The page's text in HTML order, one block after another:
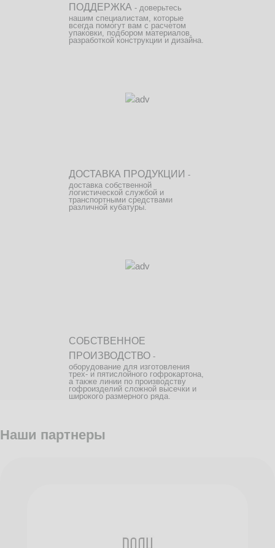
ПОДДЕРЖКА - доверьтесь
нашим специалистам, которые
всегда помогут вам с расчетом
упаковки, подбором материалов,
разработкой конструкции и дизайна.
ДОСТАВКА ПРОДУКЦИИ -
доставка собственной
логистической службой и
транспортными средствами
различной кубатуры.
СОБСТВЕННОЕ
ПРОИЗВОДСТВО -
оборудование для изготовления
трех- и пятислойного гофрокартона,
а также линии по производству
гофроизделий сложной высечки и
широкого размерного ряда.
Наши партнеры